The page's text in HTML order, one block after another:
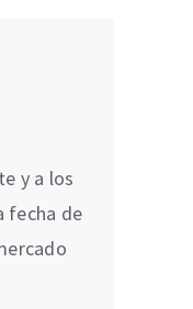
y a los
fecha de